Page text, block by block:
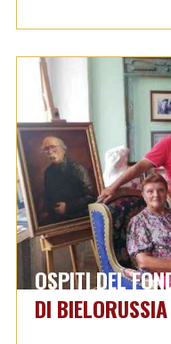
OSPITI DEL
DI BIELORUSSIA